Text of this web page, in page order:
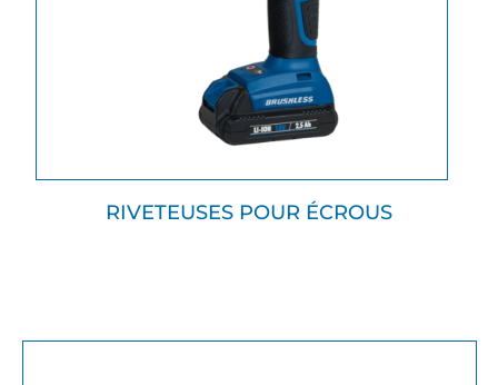
RIVETEUSES POUR ÉCROUS